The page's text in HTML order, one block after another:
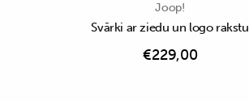
Joop!
Svārki ar ziedu un logo rakstu
€229,00